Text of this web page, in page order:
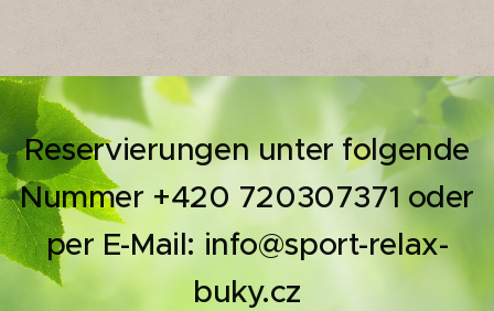
Reservierungen unter folgende
Nummer +420 720307371 oder
per E-Mail: info@sport-relax-
buky.cz